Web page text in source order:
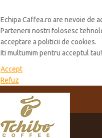
Echipa Caffea.ro are nevoie de
Partenerii nostri folosesc
acceptare a politicii de cookies.
Iti multumim pentru acceptul tau!
Accept
Refuz